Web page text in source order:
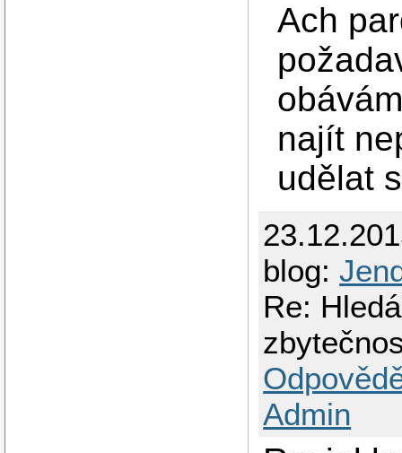
Ach
najít
udělat
blog:
Re:
Admin